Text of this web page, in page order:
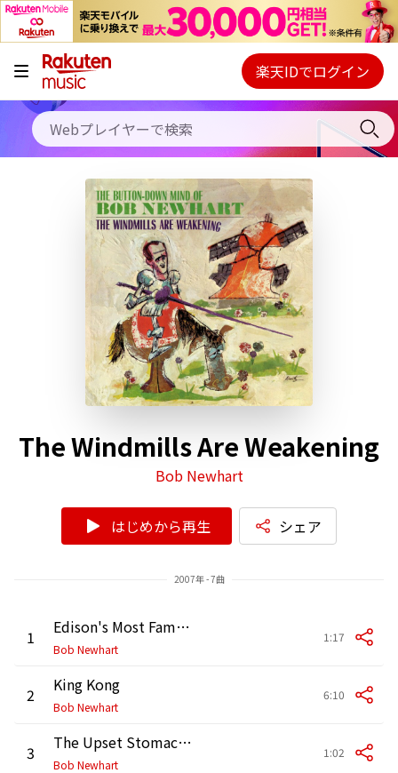
キャンペーン
料金プラン
使い方
初回30日間無料お試し
Webプレイヤー
ご契約内容の確認・変更
楽天IDでログイン
The Windmills Are Weakening
Bob Newhart
はじめから再生 シェア
2007年 - 7曲
1 Edison's Most Famous Invention
Bob Newhart
1:17
2 King Kong
Bob Newhart
6:10
3 The Upset Stomach Commercial
Bob Newhart
1:02